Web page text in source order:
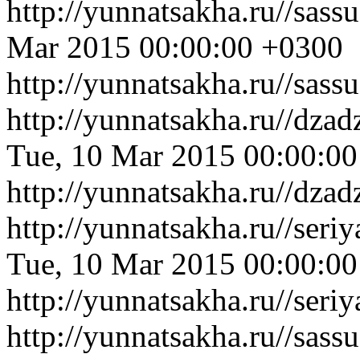
http://yunnatsakha.ru//
Mar 2015 00:00:00 +0300
http://yunnatsakha.ru//
http://yunnatsakha.ru//
Tue, 10 Mar 2015
http://yunnatsakha.ru//
http://yunnatsakha.ru//
Tue, 10 Mar 2015
http://yunnatsakha.ru//
http://yunnatsakha.ru//